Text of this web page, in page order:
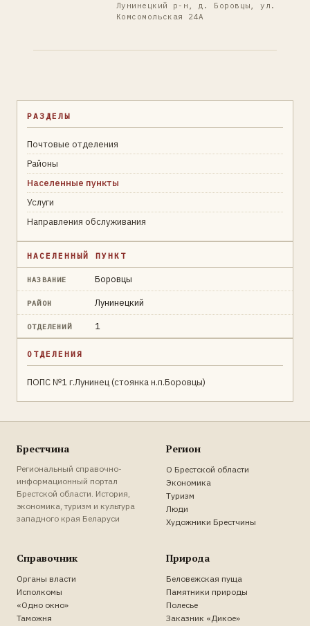
Лунинецкий р-н, д. Боровцы, ул.
Комсомольская 24А
РАЗДЕЛЫ
Почтовые отделения
Районы
Населенные пункты
Услуги
Направления обслуживания
НАСЕЛЕННЫЙ ПУНКТ
НАЗВАНИЕ Боровцы
РАЙОН Лунинецкий
ОТДЕЛЕНИЙ 1
ОТДЕЛЕНИЯ
ПОПС №1 г.Лунинец (стоянка н.п.Боровцы)
Брестчина
Региональный справочно-
информационный портал
Брестской области. История,
экономика, туризм и культура
западного края Беларуси
Регион
О Брестской области
Экономика
Туризм
Люди
Художники Брестчины
Справочник
Органы власти
Исполкомы
«Одно окно»
Таможня
Природа
Беловежская пуща
Памятники природы
Полесье
Заказник «Дикое»